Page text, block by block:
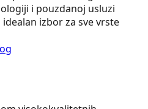
i pouzdanoj usluzi
izbor za sve vrste